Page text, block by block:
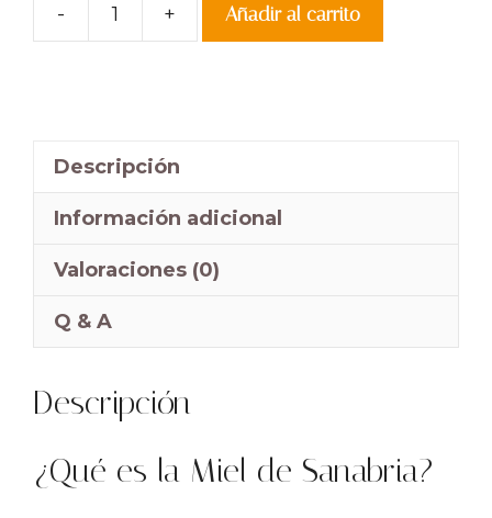
-
Miel
de
cantidad
+ Añadir al carrito
Descripción
Información adicional
Valoraciones (0)
Q & A
Descripción
¿Qué es la Miel de Sanabria?